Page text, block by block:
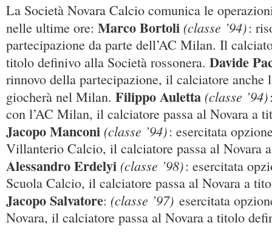
La Società Novara Calcio comunica le
nelle ultime ore: Marco Bortoli (classe ’94):
partecipazione da parte dell’AC Milan. Il
titolo definivo alla Società rossonera. Davide
rinnovo della partecipazione, il calciatore anche
giocherà nel Milan. Filippo Auletta (classe ’94)
con l’AC Milan, il calciatore passa al Novara a
Jacopo Manconi (classe ’94): esercitata
Villanterio Calcio, il calciatore passa al Novara
Alessandro Erdelyi (classe ’98): esercitata
Scuola Calcio, il calciatore passa al Novara a
Jacopo Salvatore: (classe ’97) esercitata
Novara, il calciatore passa al Novara a titolo